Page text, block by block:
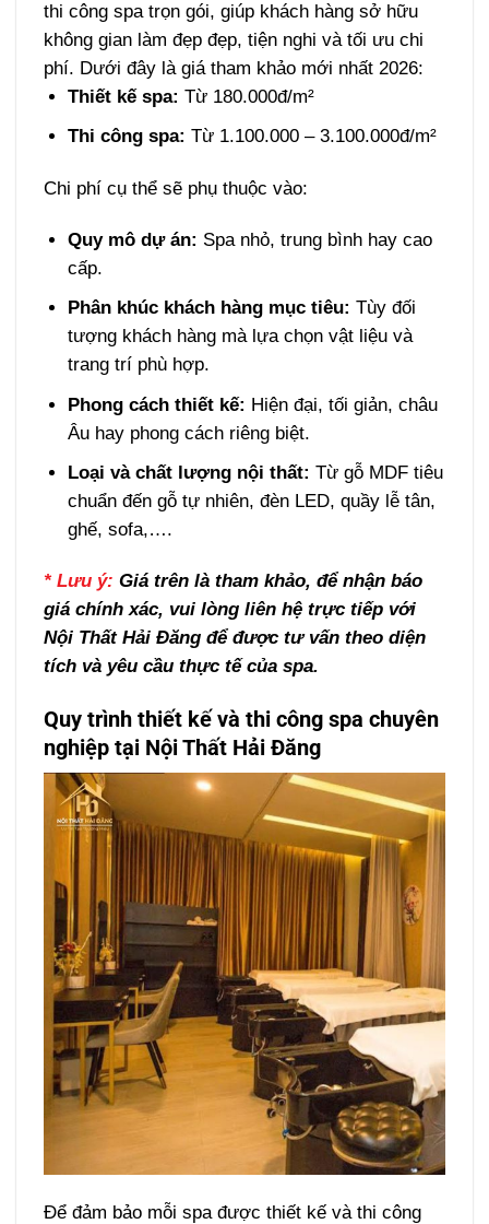
thi công spa trọn gói, giúp khách hàng sở hữu
không gian làm đẹp đẹp, tiện nghi và tối ưu chi
phí. Dưới đây là giá tham khảo mới nhất 2026:
Thiết kế spa:Từ 180.000đ/m²
Thi công spa: Từ 1.100.000 – 3.100.000đ/m²
Chi phí cụ thể sẽ phụ thuộc vào:
Quy mô dự án: Spa nhỏ, trung bình hay cao
cấp.
Phân khúc khách hàng mục tiêu: Tùy đối
tượng khách hàng mà lựa chọn vật liệu và
trang trí phù hợp.
Phong cách thiết kế: Hiện đại, tối giản, châu
Âu hay phong cách riêng biệt.
Loại và chất lượng nội thất: Từ gỗ MDF tiêu
chuẩn đến gỗ tự nhiên, đèn LED, quầy lễ tân,
ghế, sofa,….
* Lưu ý: Giá trên là tham khảo, để nhận báo
giá chính xác, vui lòng liên hệ trực tiếp với
Nội Thất Hải Đăng để được tư vấn theo diện
tích và yêu cầu thực tế của spa.
Quy trình thiết kế và thi công spa chuyên
nghiệp tại Nội Thất Hải Đăng
Để đảm bảo mỗi spa được thiết kế và thi công